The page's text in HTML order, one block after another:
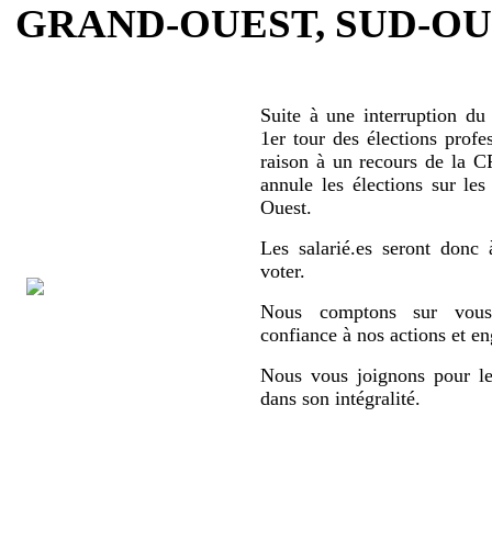
GRAND-OUEST, SUD-
Suite à une interruption
1er tour des élections
raison à un recours de la
annule les élections sur
Ouest.
Les salarié.es seront
voter.
Nous comptons sur
confiance à nos actions et
Nous vous joignons pour
dans son intégralité.